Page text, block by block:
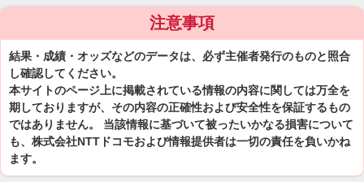
注意事項
結果・成績・オッズなどのデータは、必ず主催者発行のものと照合
し確認してください。
本サイトのページ上に掲載されている情報の内容に関しては万全を
期しておりますが、その内容の正確性および安全性を保証するもの
ではありません。 当該情報に基づいて被ったいかなる損害について
も、株式会社NTTドコモおよび情報提供者は一切の責任を負いかね
ます。